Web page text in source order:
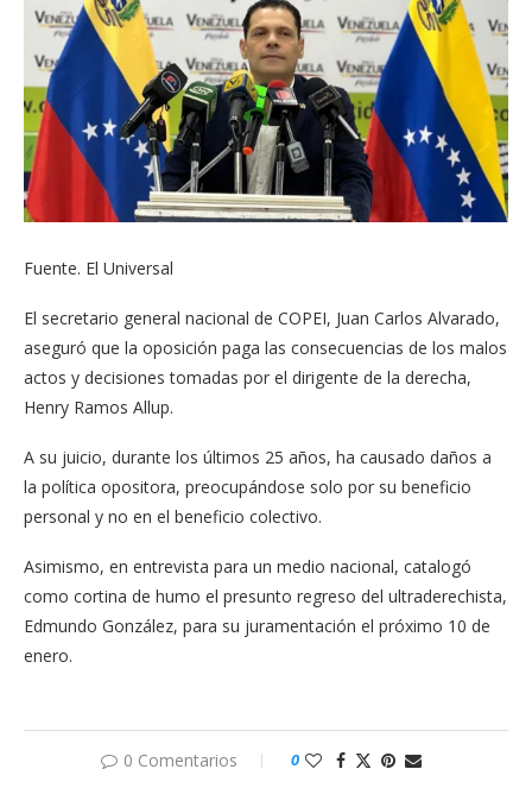
Fuente. El Universal
El secretario general nacional de COPEI, Juan Carlos Alvarado,
aseguró que la oposición paga las consecuencias de los malos
actos y decisiones tomadas por el dirigente de la derecha,
Henry Ramos Allup.
A su juicio, durante los últimos 25 años, ha causado daños a
la política opositora, preocupándose solo por su beneficio
personal y no en el beneficio colectivo.
Asimismo, en entrevista para un medio nacional, catalogó
como cortina de humo el presunto regreso del ultraderechista,
Edmundo González, para su juramentación el próximo 10 de
enero.
0 Comentarios 0